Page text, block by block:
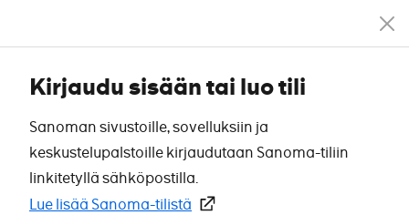
Kirjaudu sisään tai luo tili
Sanoman sivustoille, sovelluksiin ja
keskustelupalstoille kirjaudutaan Sanoma-tiliin
linkitetyllä sähköpostilla.
Lue lisää Sanoma-tilistä